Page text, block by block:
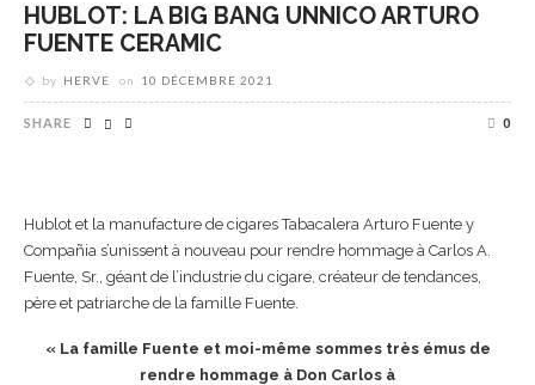
HUBLOT: LA BIG BANG UNNICO ARTURO
FUENTE CERAMIC
by HERVE on 10 DÉCEMBRE 2021
SHARE 0
Hublot et la manufacture de cigares Tabacalera Arturo Fuente y
Compañia s’unissent à nouveau pour rendre hommage à Carlos A.
Fuente, Sr., géant de l’industrie du cigare, créateur de tendances,
père et patriarche de la famille Fuente.
« La famille Fuente et moi-même sommes très émus de
rendre hommage à Don Carlos à